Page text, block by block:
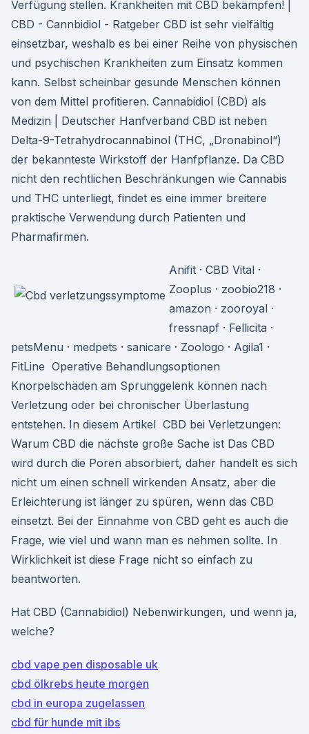
Verfügung stellen. Krankheiten mit CBD bekämpfen! |
CBD - Cannbidiol - Ratgeber CBD ist sehr vielfältig
einsetzbar, weshalb es bei einer Reihe von physischen
und psychischen Krankheiten zum Einsatz kommen
kann. Selbst scheinbar gesunde Menschen können
von dem Mittel profitieren. Cannabidiol (CBD) als
Medizin | Deutscher Hanfverband CBD ist neben
Delta-9-Tetrahydrocannabinol (THC, „Dronabinol“)
der bekannteste Wirkstoff der Hanfpflanze. Da CBD
nicht den rechtlichen Beschränkungen wie Cannabis
und THC unterliegt, findet es eine immer breitere
praktische Verwendung durch Patienten und
Pharmafirmen.
Anifit · CBD Vital ·
Zooplus · zoobio218 ·
amazon · zooroyal ·
fressnapf · Fellicita ·
petsMenu · medpets · sanicare · Zoologo · Agila1 ·
FitLine Operative Behandlungsoptionen
Knorpelschäden am Sprunggelenk können nach
Verletzung oder bei chronischer Überlastung
entstehen. In diesem Artikel CBD bei Verletzungen:
Warum CBD die nächste große Sache ist Das CBD
wird durch die Poren absorbiert, daher handelt es sich
nicht um einen schnell wirkenden Ansatz, aber die
Erleichterung ist länger zu spüren, wenn das CBD
einsetzt. Bei der Einnahme von CBD geht es auch die
Frage, wie viel und wann man es nehmen sollte. In
Wirklichkeit ist diese Frage nicht so einfach zu
beantworten.
Hat CBD (Cannabidiol) Nebenwirkungen, und wenn ja,
welche?
cbd vape pen disposable uk
cbd ölkrebs heute morgen
cbd in europa zugelassen
cbd für hunde mit ibs